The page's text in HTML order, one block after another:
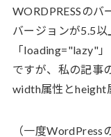
WORDPRESSのバ
バージョンが5.5
「loading="lazy"
ですが、私の記事
width属性とheight
（一度